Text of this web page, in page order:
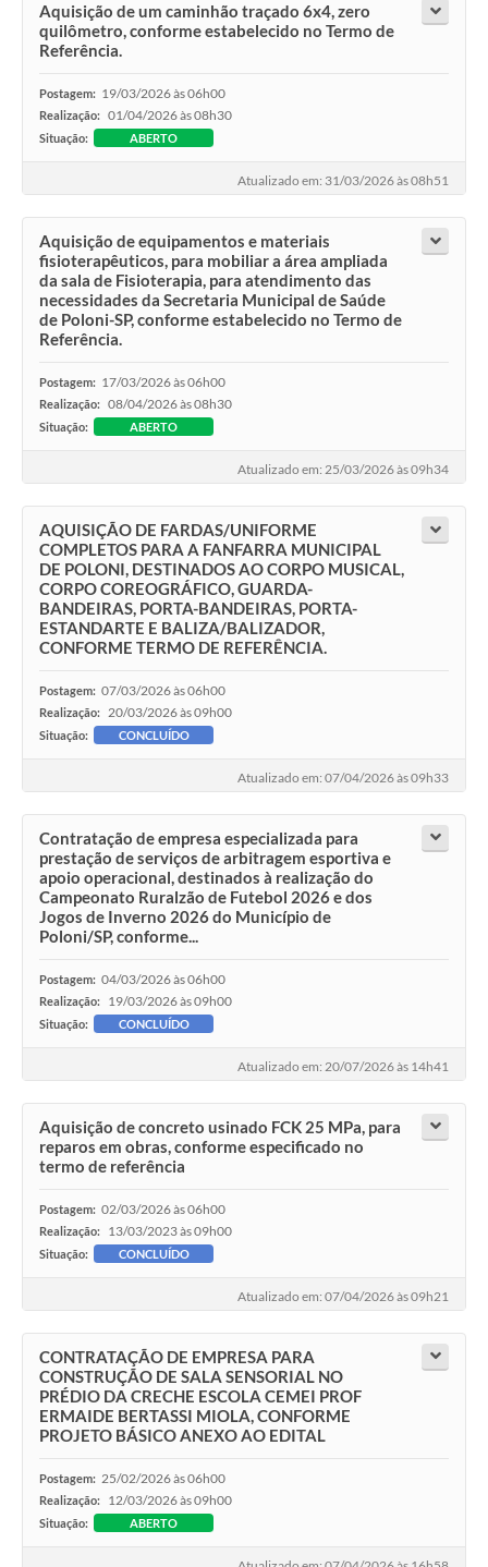
Aquisição de um caminhão traçado 6x4, zero
quilômetro, conforme estabelecido no Termo de
Referência.
Postagem: 19/03/2026 às 06h00
Realização: 01/04/2026 às 08h30
Situação: ABERTO
Atualizado em: 31/03/2026 às 08h51
Aquisição de equipamentos e materiais
fisioterapêuticos, para mobiliar a área ampliada
da sala de Fisioterapia, para atendimento das
necessidades da Secretaria Municipal de Saúde
de Poloni-SP, conforme estabelecido no Termo de
Referência.
Postagem: 17/03/2026 às 06h00
Realização: 08/04/2026 às 08h30
Situação: ABERTO
Atualizado em: 25/03/2026 às 09h34
AQUISIÇÃO DE FARDAS/UNIFORME
COMPLETOS PARA A FANFARRA MUNICIPAL
DE POLONI, DESTINADOS AO CORPO MUSICAL,
CORPO COREOGRÁFICO, GUARDA-
BANDEIRAS, PORTA-BANDEIRAS, PORTA-
ESTANDARTE E BALIZA/BALIZADOR,
CONFORME TERMO DE REFERÊNCIA.
Postagem: 07/03/2026 às 06h00
Realização: 20/03/2026 às 09h00
Situação: CONCLUÍDO
Atualizado em: 07/04/2026 às 09h33
Contratação de empresa especializada para
prestação de serviços de arbitragem esportiva e
apoio operacional, destinados à realização do
Campeonato Ruralzão de Futebol 2026 e dos
Jogos de Inverno 2026 do Município de
Poloni/SP, conforme...
Postagem: 04/03/2026 às 06h00
Realização: 19/03/2026 às 09h00
Situação: CONCLUÍDO
Atualizado em: 20/07/2026 às 14h41
Aquisição de concreto usinado FCK 25 MPa, para
reparos em obras, conforme especificado no
termo de referência
Postagem: 02/03/2026 às 06h00
Realização: 13/03/2023 às 09h00
Situação: CONCLUÍDO
Atualizado em: 07/04/2026 às 09h21
CONTRATAÇÃO DE EMPRESA PARA
CONSTRUÇÃO DE SALA SENSORIAL NO
PRÉDIO DA CRECHE ESCOLA CEMEI PROF
ERMAIDE BERTASSI MIOLA, CONFORME
PROJETO BÁSICO ANEXO AO EDITAL
Postagem: 25/02/2026 às 06h00
Realização: 12/03/2026 às 09h00
Situação: ABERTO